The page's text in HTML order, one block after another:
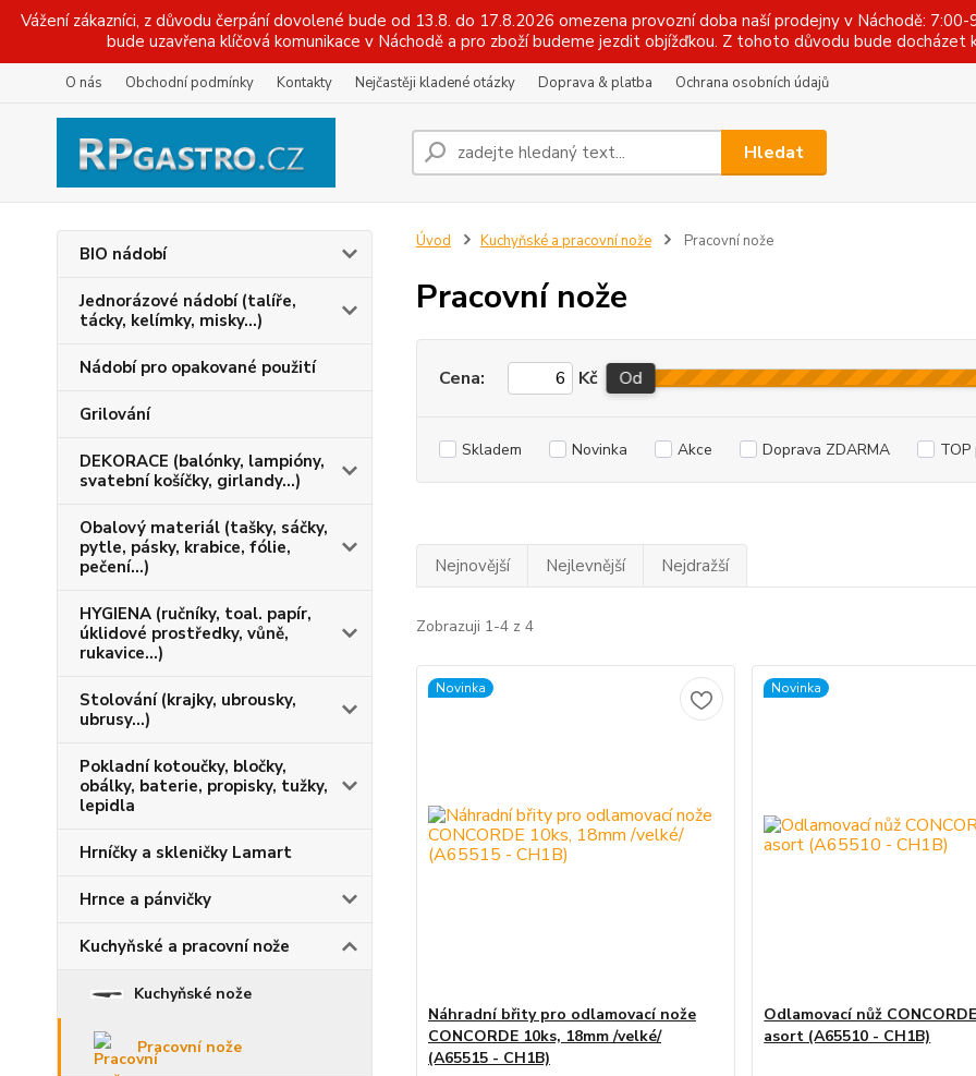
Vážení zákazníci, z důvodu čerpání dovolené bude od 13.8. do 17.8.2026 omezena provozní doba naší prodejny v Náchodě:
bude uzavřena klíčová komunikace v Náchodě a pro zboží budeme jezdit objížďkou. Z tohoto důvodu bude docházet
O nás Obchodní podmínky Kontakty Nejčastěji kladené otázky Doprava & platba Ochrana osobních údajů
Hledat
BIO nádobí
Jednorázové nádobí (talíře,
tácky, kelímky, misky...)
Nádobí pro opakované použití
Grilování
DEKORACE (balónky, lampióny,
svatební košíčky, girlandy...)
Obalový materiál (tašky, sáčky,
pytle, pásky, krabice, fólie,
pečení...)
HYGIENA (ručníky, toal. papír,
úklidové prostředky, vůně,
rukavice...)
Stolování (krajky, ubrousky,
ubrusy...)
Pokladní kotoučky, bločky,
obálky, baterie, propisky, tužky,
lepidla
Hrníčky a skleničky Lamart
Hrnce a pánvičky
Kuchyňské a pracovní nože
Kuchyňské nože
Pracovní nože
Úvod Kuchyňské a pracovní nože Pracovní nože
Pracovní nože
Cena: Kč Od
Skladem Novinka Akce Doprava ZDARMA
Nejnovější Nejlevnější Nejdražší
Zobrazuji 1-4 z 4
Novinka
Náhradní břity pro odlamovací nože
CONCORDE 10ks, 18mm /velké/
(A65515 - CH1B)
Novinka
Odlamovací nůž
asort (A65510 - CH1B)